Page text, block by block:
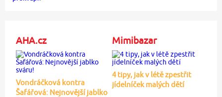
AHA.cz
Vondráčková kontra
Šafářová: Nejnovější jablko
Mimibazar
4 tipy, jak v létě zpestřit
jídelníček malých dětí